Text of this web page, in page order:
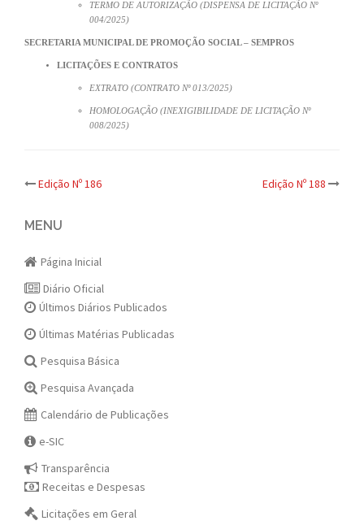
TERMO DE AUTORIZAÇÃO (DISPENSA DE LICITAÇÃO Nº
004/2025)
SECRETARIA MUNICIPAL DE PROMOÇÃO SOCIAL – SEMPROS
LICITAÇÕES E CONTRATOS
EXTRATO (CONTRATO Nº 013/2025)
HOMOLOGAÇÃO (INEXIGIBILIDADE DE LICITAÇÃO Nº
008/2025)
Post
navigation
Edição Nº 186 Edição Nº 188
MENU
Página Inicial
Diário Oficial
Últimos Diários Publicados
Últimas Matérias Publicadas
Pesquisa Básica
Pesquisa Avançada
Calendário de Publicações
e-SIC
Transparência
Receitas e Despesas
Licitações em Geral